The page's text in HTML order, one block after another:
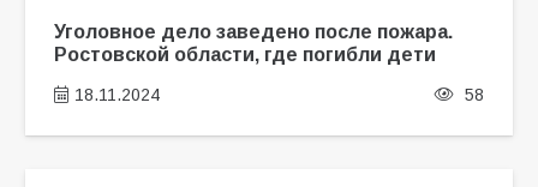
Уголовное дело заведено после пожара.
Ростовской области, где погибли дети
18.11.2024 58